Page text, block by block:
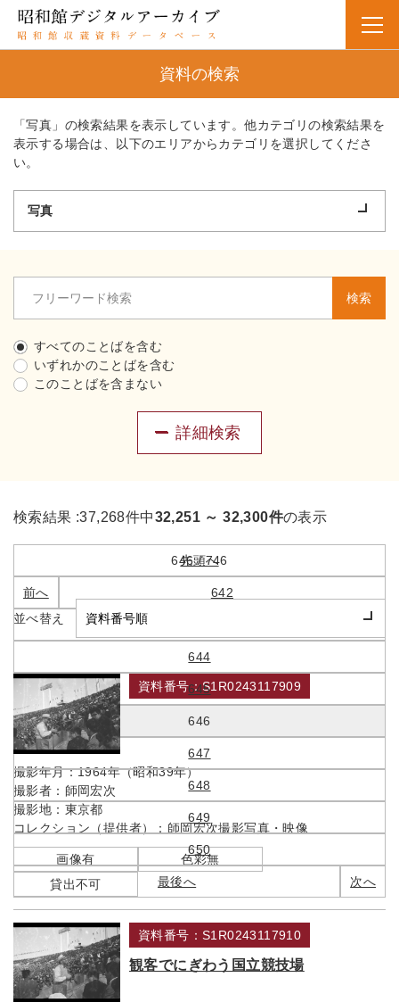
資料の検索
「写真」の検索結果を表示しています。他カテゴリの検索結果を
表示する場合は、以下のエリアからカテゴリを選択してくださ
い。
写真
検索
すべてのことばを含む
いずれかのことばを含む
このことばを含まない
詳細検索
検索結果 :37,268件中32,251 ～ 32,300件の表示
646 / 746
先頭へ
前へ 642
644
645
646
647
648
649
650
次へ
最後へ
並べ替え
資料番号：S1R0243117909
観客でにぎわう国立競技場
撮影年月：1964年（昭和39年）
撮影者： 師岡宏次
撮影地： 東京都
コレクション（提供者）： 師岡宏次撮影写真・映像
画像有
色彩無
貸出不可
資料番号：S1R0243117910
観客でにぎわう国立競技場